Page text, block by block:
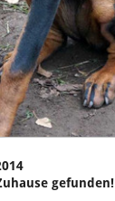
gefunden!